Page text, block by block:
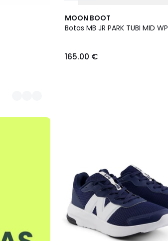
MOON BOOT
Botas MB JR PARK TUBI MID WP
165.00 €